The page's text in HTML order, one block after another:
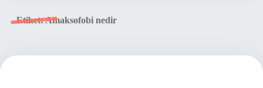
Etiket:Amaksofobi nedir